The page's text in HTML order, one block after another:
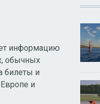
информацию
обычных
билеты и
и